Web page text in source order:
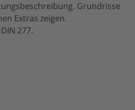
Grundrisse
Extras zeigen.
277.